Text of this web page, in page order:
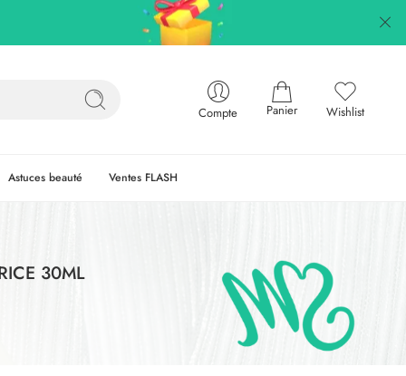
Compte Panier Wishlist
Astuces beauté Ventes FLASH
30ML